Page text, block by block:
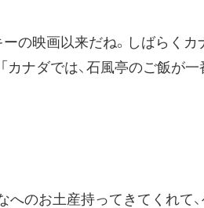
の映画以来だね。しばらく
カナダでは、石風亭のご飯が
へのお土産持ってきてくれて